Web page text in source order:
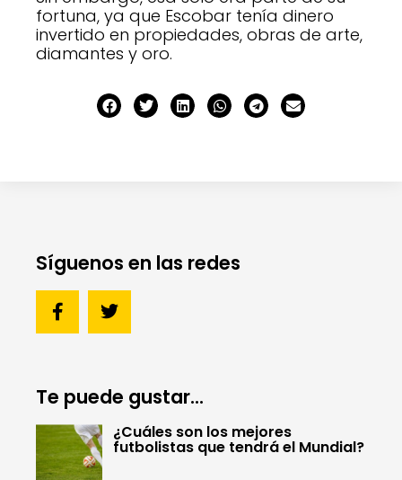
fortuna, ya que Escobar tenía dinero
invertido en propiedades, obras de arte,
diamantes y oro.
Síguenos en las redes
Te puede gustar...
¿Cuáles son los mejores
futbolistas que tendrá el Mundial?